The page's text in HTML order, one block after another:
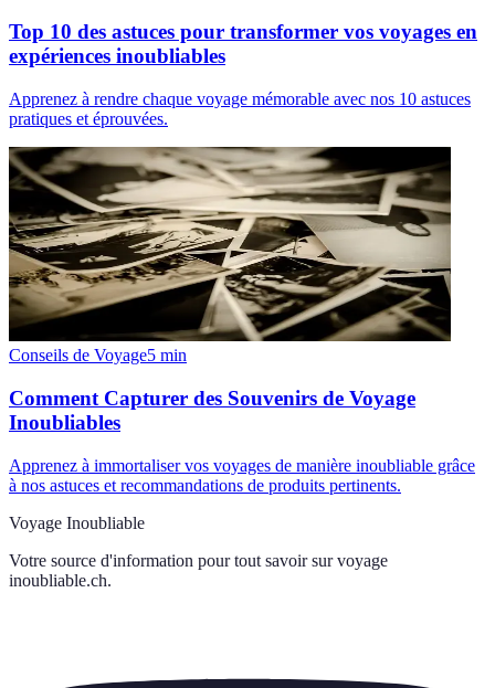
Top 10 des astuces pour transformer vos voyages en
expériences inoubliables
Apprenez à rendre chaque voyage mémorable avec nos 10 astuces
pratiques et éprouvées.
Conseils de Voyage5 min
Comment Capturer des Souvenirs de Voyage
Inoubliables
Apprenez à immortaliser vos voyages de manière inoubliable grâce
à nos astuces et recommandations de produits pertinents.
Voyage Inoubliable
Votre source d'information pour tout savoir sur voyage
inoubliable.ch.